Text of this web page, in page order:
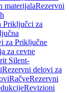
materijalaRezervni
Priključci za
za Priključne
za cevne
Silent-
Rezervni delovi za
RačveRezervni
Revizioni